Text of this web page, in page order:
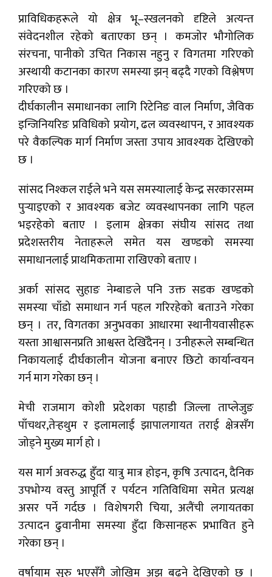
प्राविधिकहरूले यो क्षेत्र भू–स्खलनको दृष्टिले अत्यन्त
संवेदनशील रहेको बताएका छन् । कमजोर भौगोलिक
संरचना, पानीको उचित निकास नहुनु र विगतमा गरिएको
अस्थायी कटानका कारण समस्या झन् बढ्दै गएको विश्लेषण
गरिएको छ ।
दीर्घकालीन समाधानका लागि रिटेनिङ वाल निर्माण, जैविक
इन्जिनियरिङ प्रविधिको प्रयोग, ढल व्यवस्थापन, र आवश्यक
परे वैकल्पिक मार्ग निर्माण जस्ता उपाय आवश्यक देखिएको
छ ।
सांसद निश्कल राईले भने यस समस्यालाई केन्द्र सरकारसम्म
पुर्‍याइएको र आवश्यक बजेट व्यवस्थापनका लागि पहल
भइरहेको बताए । इलाम क्षेत्रका संघीय सांसद तथा
प्रदेशस्तरीय नेताहरूले समेत यस खण्डको समस्या
समाधानलाई प्राथमिकतामा राखिएको बताए ।
अर्का सांसद सुहाङ नेम्बाङले पनि उक्त सडक खण्डको
समस्या चाँडो समाधान गर्न पहल गरिरहेको बताउने गरेका
छन् । तर, विगतका अनुभवका आधारमा स्थानीयवासीहरू
यस्ता आश्वासनप्रति आश्वस्त देखिँदैनन् । उनीहरूले सम्बन्धित
निकायलाई दीर्घकालीन योजना बनाएर छिटो कार्यान्वयन
गर्न माग गरेका छन् ।
मेची राजमाग कोशी प्रदेशका पहाडी जिल्ला ताप्लेजुङ
पाँचथर,तेर्‍हथुम र इलामलाई झापालगायत तराई क्षेत्रसँग
जोड्ने मुख्य मार्ग हो ।
यस मार्ग अवरुद्ध हुँदा यात्रु मात्र होइन, कृषि उत्पादन, दैनिक
उपभोग्य वस्तु आपूर्ति र पर्यटन गतिविधिमा समेत प्रत्यक्ष
असर पर्ने गर्दछ । विशेषगरी चिया, अलैंची लगायतका
उत्पादन ढुवानीमा समस्या हुँदा किसानहरू प्रभावित हुने
गरेका छन् ।
वर्षायाम सुरु भएसँगै जोखिम अझ बढ्ने देखिएको छ ।